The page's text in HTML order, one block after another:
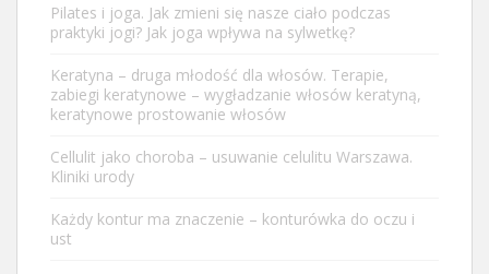
Pilates i joga. Jak zmieni się nasze ciało podczas
praktyki jogi? Jak joga wpływa na sylwetkę?
Keratyna – druga młodość dla włosów. Terapie,
zabiegi keratynowe – wygładzanie włosów keratyną,
keratynowe prostowanie włosów
Cellulit jako choroba – usuwanie celulitu Warszawa.
Kliniki urody
Każdy kontur ma znaczenie – konturówka do oczu i
ust